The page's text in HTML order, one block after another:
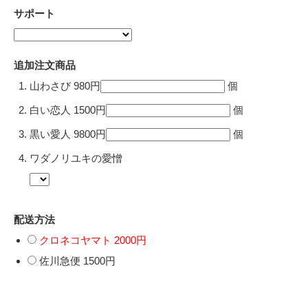
サポート
追加注文商品
山わさび 980円
個
白い恋人 1500円 個
黒い愛人 9800円 個
ワダノリユキの愛憎
配送方法
クロネコヤマト 2000円
佐川急便 1500円